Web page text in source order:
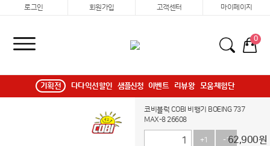
로그인 회원가입 고객센터 마이페이지
0
기획전 다다익선할인 샘플신청 이벤트 리뷰왕 모움체험단
코비블럭 COBI 비행기 BOEING 737
MAX-8 26608
+1 -162,900원